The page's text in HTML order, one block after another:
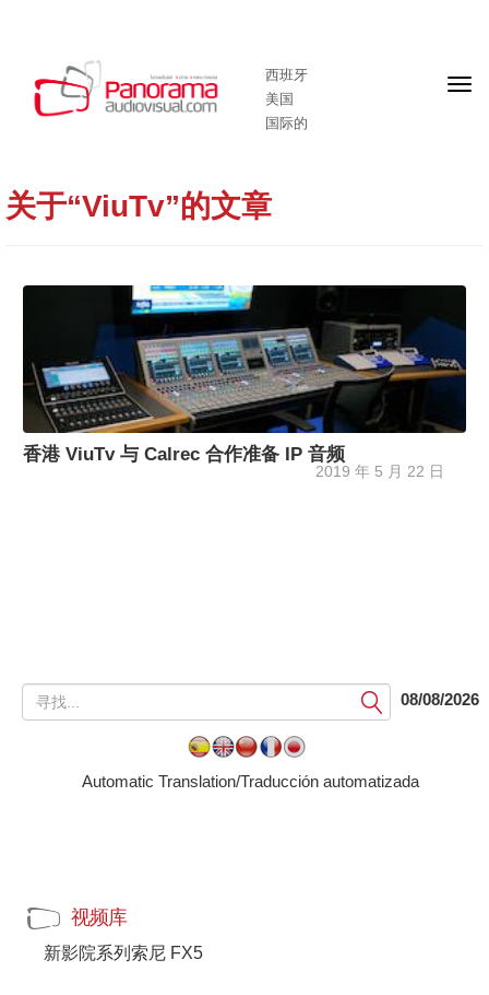
西班牙
美国
国际的
头
关于“ViuTv”的文章
香港 ViuTv 与 Calrec 合作准备 IP 音频
2019 年 5 月 22 日
提
交
08/08/2026
Automatic Translation/Traducción automatizada
视频库
新影院系列索尼 FX5